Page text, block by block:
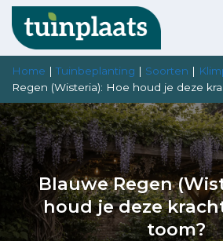
Ga
naar
inhoud
Home |Tuinbeplanting | Soorten |
Regen (Wisteria): Hoe houd je deze
Blauwe Regen
houd je deze
toom?